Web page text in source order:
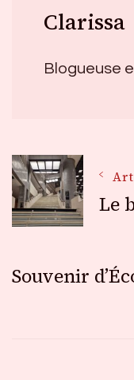
Clarissa
Blogueuse
des
Le
Souvenir